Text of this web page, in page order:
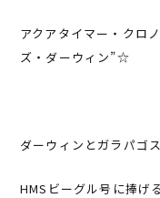
アクアタイマー・クロ
ズ・ダーウィン”☆
ダーウィンとガラパゴ
HMSビーグル号に捧げ